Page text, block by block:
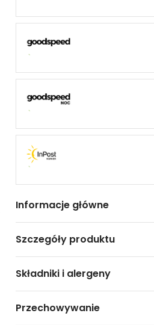
Informacje główne
Szczegóły produktu
Składniki i alergeny
Przechowywanie